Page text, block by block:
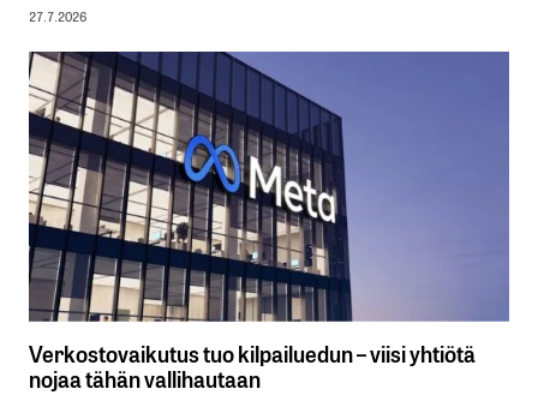
27.7.2026
Verkostovaikutus tuo kilpailuedun – viisi yhtiötä
nojaa tähän vallihautaan